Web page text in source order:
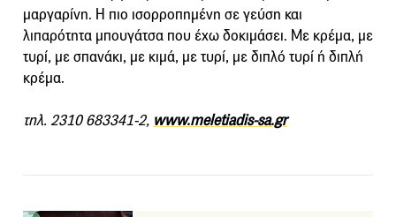
μαργαρίνη. Η πιο ισορροπημένη σε γεύση και
λιπαρότητα μπουγάτσα που έχω δοκιμάσει. Με κρέμα, με
τυρί, με σπανάκι, με κιμά, με τυρί, με διπλό τυρί ή διπλή
κρέμα.
τηλ. 2310 683341-2, www.meletiadis-sa.gr